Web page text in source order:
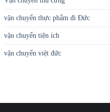
vận chuyển thực phẩm đi Đức
vận chuyển tiện ích
vận chuyển việt đức